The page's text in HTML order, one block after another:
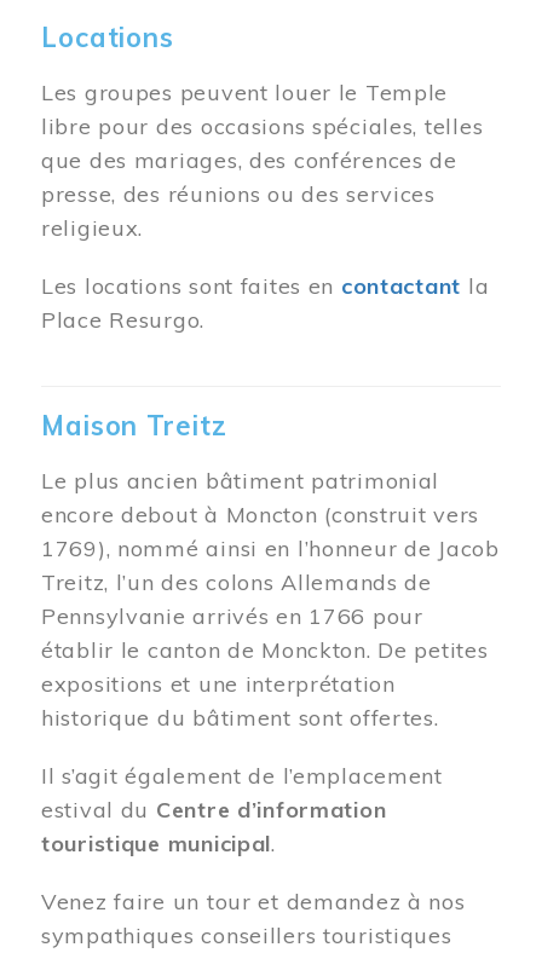
Locations
Les groupes peuvent louer le Temple
libre pour des occasions spéciales, telles
que des mariages, des conférences de
presse, des réunions ou des services
religieux.
Les locations sont faites en contactant la
Place Resurgo.
Maison Treitz
Le plus ancien bâtiment patrimonial
encore debout à Moncton (construit vers
1769), nommé ainsi en l’honneur de Jacob
Treitz, l’un des colons Allemands de
Pennsylvanie arrivés en 1766 pour
établir le canton de Monckton. De petites
expositions et une interprétation
historique du bâtiment sont offertes.
Il s’agit également de l’emplacement
estival du Centre d’information
touristique municipal.
Venez faire un tour et demandez à nos
sympathiques conseillers touristiques